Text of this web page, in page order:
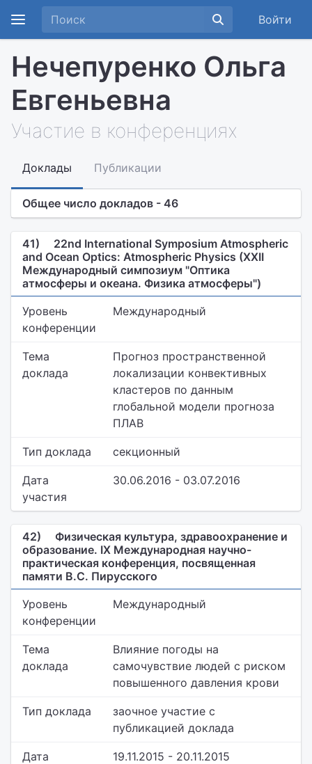
Войти
Нечепуренко Ольга
Евгеньевна
Участие в конференциях
Доклады Публикации
Общее число докладов - 46
41)
22nd International Symposium Atmospheric
and Ocean Optics: Atmospheric Physics (XXII
Международный симпозиум "Оптика
атмосферы и океана. Физика атмосферы")
Уровень
конференции
Международный
Тема
доклада
Прогноз пространственной
локализации конвективных
кластеров по данным
глобальной модели прогноза
ПЛАВ
Тип доклада секционный
Дата
участия
30.06.2016 - 03.07.2016
42)
Физическая культура, здравоохранение и
образование. IX Международная научно-
практическая конференция, посвященная
памяти В.С. Пирусского
Уровень
конференции
Международный
Тема
доклада
Влияние погоды на
самочувствие людей с риском
повышенного давления крови
Тип доклада
заочное участие с
публикацией доклада
Дата
19.11.2015 - 20.11.2015